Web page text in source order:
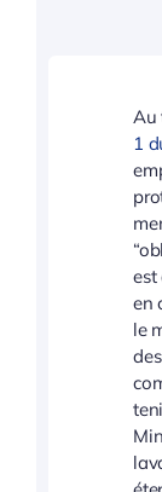
Au
1
est
en
le